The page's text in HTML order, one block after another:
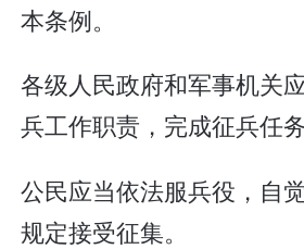
本条例。
各级人民政府和军事机关
兵工作职责，完成征兵任务
公民应当依法服兵役，自
规定接受征集。